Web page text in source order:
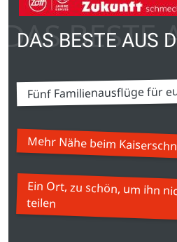
DAS BESTE AUS
DAS
Fünf Familienausflüge für
Mehr Nähe beim
Ein Ort, zu schön, um ihn
teilen